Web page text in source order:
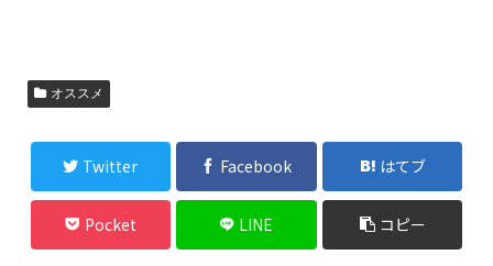
オススメ
Twitter Facebook はてブ
Pocket LINE コピー